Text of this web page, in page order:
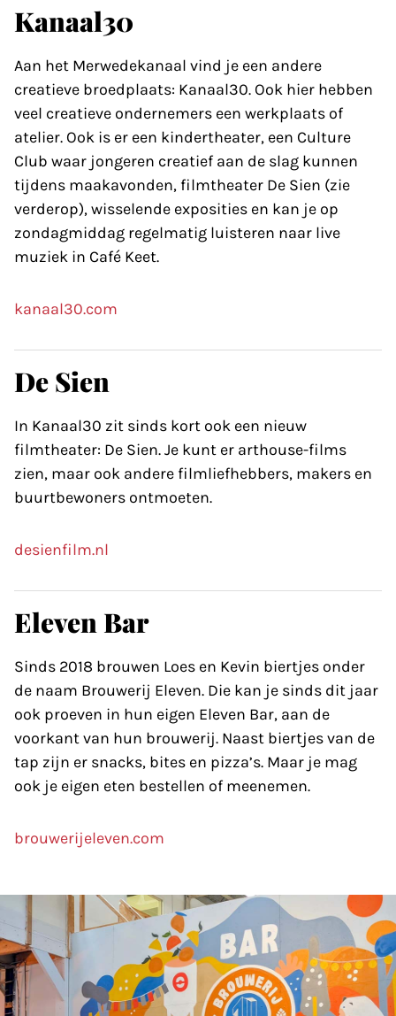
Kanaal30
Aan het Merwedekanaal vind je een andere
creatieve broedplaats: Kanaal30. Ook hier hebben
veel creatieve ondernemers een werkplaats of
atelier. Ook is er een kindertheater, een Culture
Club waar jongeren creatief aan de slag kunnen
tijdens maak­avonden, filmtheater De Sien (zie
verder­op), wisselende exposities en kan je op
zondagmiddag regelmatig luisteren naar live
muziek in Café Keet.
kanaal30.com
De Sien
In Kanaal30 zit sinds kort ook een nieuw
filmtheater: De Sien. Je kunt er arthouse-films
zien, maar ook andere filmliefhebbers, makers en
buurtbewoners ontmoeten.
desienfilm.nl
Eleven Bar
Sinds 2018 brouwen Loes en Kevin biertjes onder
de naam Brouwerij Eleven. Die kan je sinds dit jaar
ook proeven in hun eigen Eleven Bar, aan de
voorkant van hun brouwerij. Naast biertjes van de
tap zijn er snacks, bites en pizza’s. Maar je mag
ook je eigen eten bestellen of meenemen.
brouwerijeleven.com